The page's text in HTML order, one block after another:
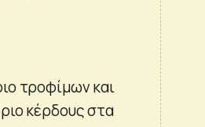
τροφίμων και
κέρδους στα